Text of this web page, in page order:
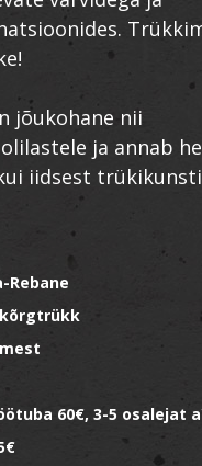
jõukohane nii
ja annab
iidsest
Rebane
60€, 3-5 osalejat